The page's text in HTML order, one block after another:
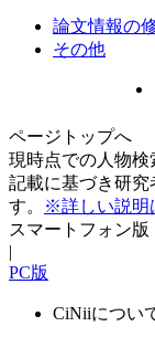
論文情報の
その他
ページトップへ
現時点での人物検
記載に基づき研
す。
※詳しい説明
スマートフォン版
|
PC版
CiNiiについ